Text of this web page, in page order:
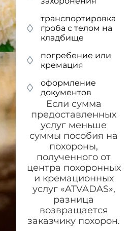
транспортировка
гроба с телом на
кладбище
погребение или
кремация
оформление
документов
Если сумма
предоставленных
услуг меньше
суммы пособия на
похороны,
полученного от
центра похоронных
и кремационных
услуг «ATVADAS»,
разница
возвращается
заказчику похорон.